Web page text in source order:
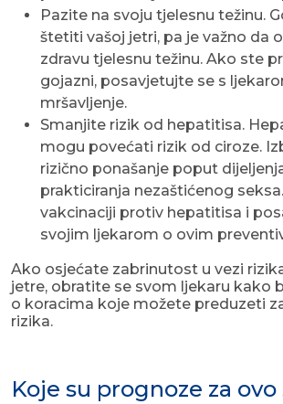
Pazite na svoju tjelesnu težinu.
štetiti vašoj jetri, pa je važno da
zdravu tjelesnu težinu. Ako ste
gojazni, posavjetujte se s
mršavljenje.
Smanjite rizik od hepatitisa.
mogu povećati rizik od ciroze.
rizično ponašanje poput
prakticiranja nezaštićenog
vakcinaciji protiv hepatitisa i
svojim ljekarom o ovim
Ako osjećate zabrinutost u vezi
jetre, obratite se svom ljekaru kako
o koracima koje možete preduzeti
rizika.
Koje su prognoze za ovo